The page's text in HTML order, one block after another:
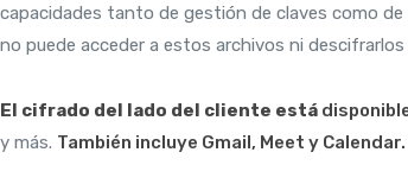
capacidades tanto de gestión de claves como de
no puede acceder a estos archivos ni
El cifrado del lado del cliente está
y más. También incluye Gmail, Meet y Calendar.